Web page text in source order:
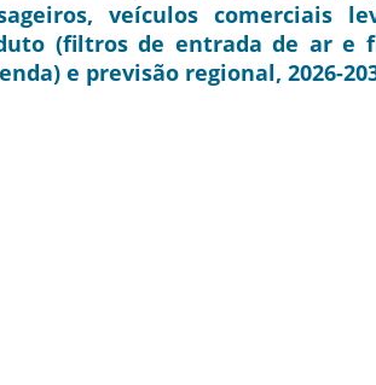
veículos comerciais
(filtros de entrada de ar e
e previsão regional, 2026-